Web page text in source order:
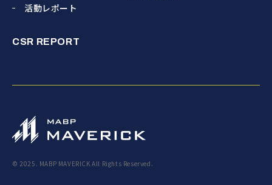
活動レポート
CSR REPORT
© 2025. MABP MAVERICK All Rights Reserved.